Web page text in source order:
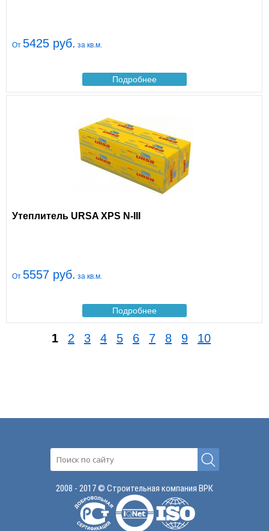
От 5425 руб. за кв.м.
Подробнее
Утеплитель URSA XPS N-III
От 5557 руб. за кв.м.
Подробнее
1 2 3 4 5 6 7 8 9 10
2008 - 2017 © Строительная компания ВРК